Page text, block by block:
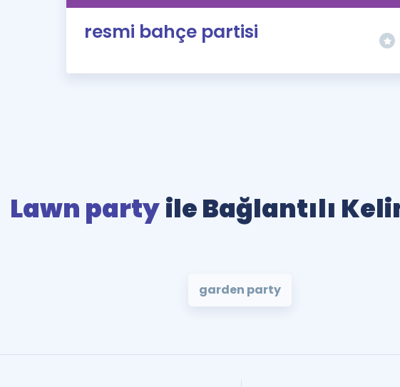
resmi bahçe partisi
Lawn partyile Bağlantılı
garden party